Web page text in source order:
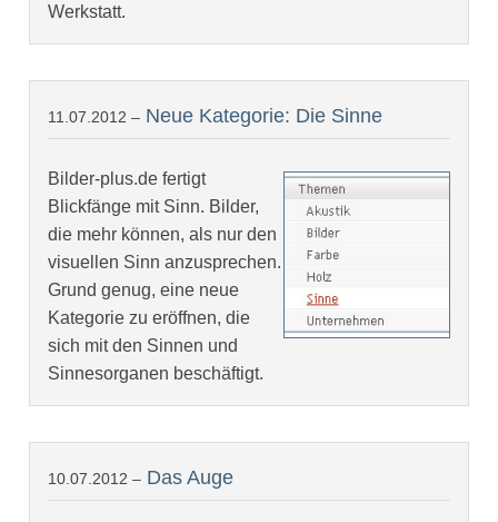
Werkstatt.
11.07.2012 – Neue Kategorie: Die Sinne
Bilder-plus.de fertigt
Blickfänge mit Sinn. Bilder,
die mehr können, als nur den
visuellen Sinn anzusprechen.
Grund genug, eine neue
Kategorie zu eröffnen, die
sich mit den Sinnen und
Sinnesorganen beschäftigt.
10.07.2012 – Das Auge